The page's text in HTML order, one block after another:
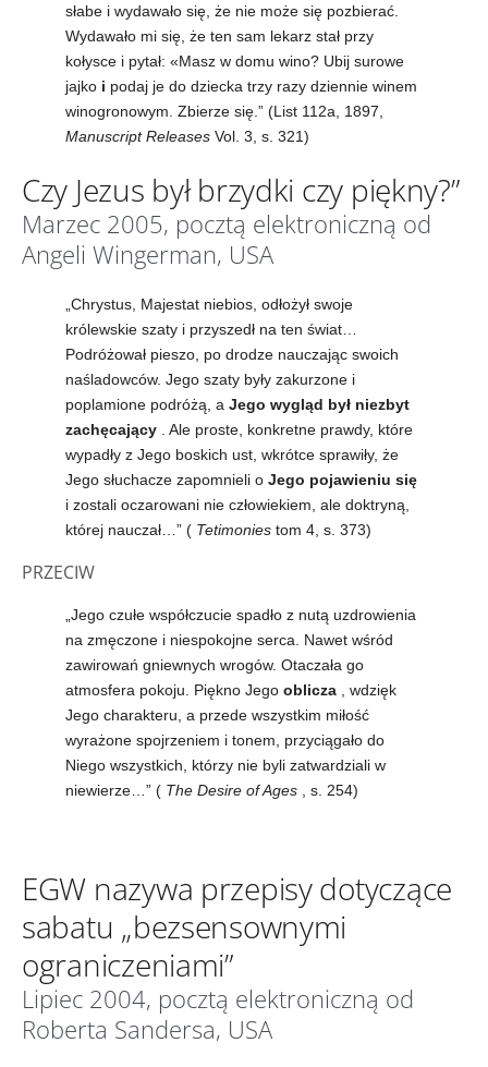
słabe i wydawało się, że nie może się pozbierać.
Wydawało mi się, że ten sam lekarz stał przy
kołysce i pytał: «Masz w domu wino? Ubij surowe
jajko i podaj je do dziecka trzy razy dziennie winem
winogronowym. Zbierze się.” (List 112a, 1897,
Manuscript Releases Vol. 3, s. 321)
Czy Jezus był brzydki czy piękny?”
Marzec 2005, pocztą elektroniczną od
Angeli Wingerman, USA
„Chrystus, Majestat niebios, odłożył swoje
królewskie szaty i przyszedł na ten świat…
Podróżował pieszo, po drodze nauczając swoich
naśladowców. Jego szaty były zakurzone i
poplamione podróżą, a Jego wygląd był niezbyt
zachęcający . Ale proste, konkretne prawdy, które
wypadły z Jego boskich ust, wkrótce sprawiły, że
Jego słuchacze zapomnieli o Jego pojawieniu się
i zostali oczarowani nie człowiekiem, ale doktryną,
której nauczał…” ( Tetimonies tom 4, s. 373)
PRZECIW
„Jego czułe współczucie spadło z nutą uzdrowienia
na zmęczone i niespokojne serca. Nawet wśród
zawirowań gniewnych wrogów. Otaczała go
atmosfera pokoju. Piękno Jego oblicza , wdzięk
Jego charakteru, a przede wszystkim miłość
wyrażone spojrzeniem i tonem, przyciągało do
Niego wszystkich, którzy nie byli zatwardziali w
niewierze…” ( The Desire of Ages , s. 254)
EGW nazywa przepisy dotyczące
sabatu „bezsensownymi
ograniczeniami”
Lipiec 2004, pocztą elektroniczną od
Roberta Sandersa, USA